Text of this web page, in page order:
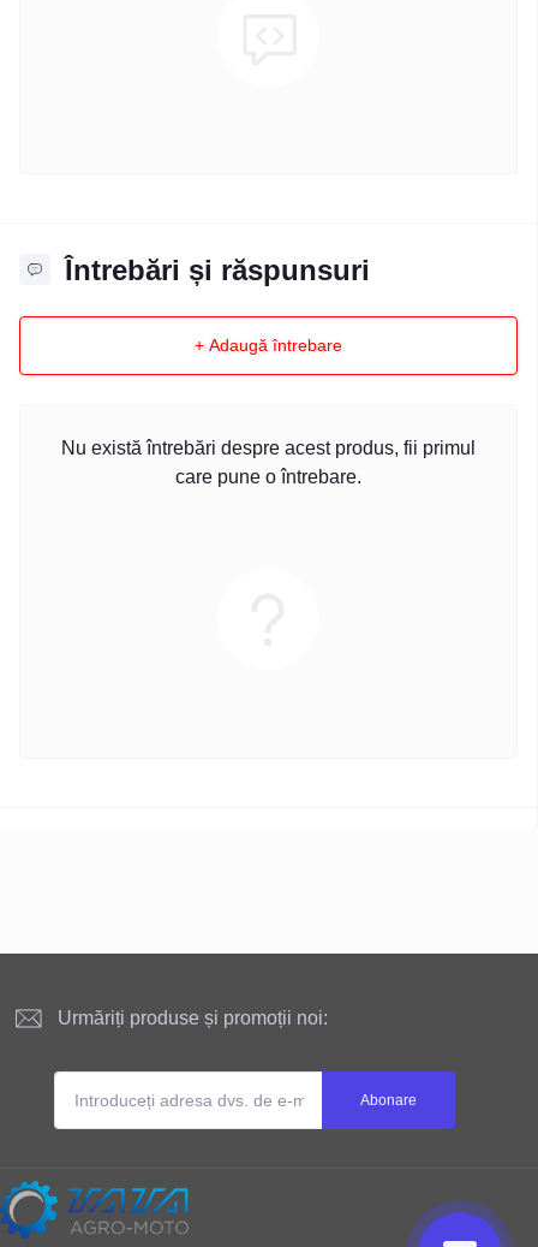
Întrebări și răspunsuri
+ Adaugă întrebare
Nu există întrebări despre acest produs, fii primul
care pune o întrebare.
Urmăriți produse și promoții noi:
Abonare